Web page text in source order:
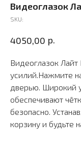
Видеоглазок
SKU:
4050,00 р.
Видеоглазок
усилий.Нажмите
дверью. Широкий
обеспечивают
безопасно.
корзину и будьте